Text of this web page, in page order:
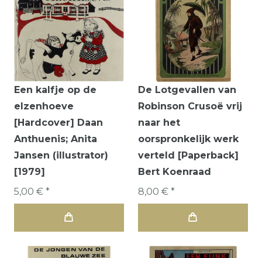
Een kalfje op de
elzenhoeve
[Hardcover] Daan
Anthuenis; Anita
Jansen (illustrator)
[1979]
5,00 € *
De Lotgevallen van
Robinson Crusoë vrij
naar het
oorspronkelijk werk
verteld [Paperback]
Bert Koenraad
8,00 € *